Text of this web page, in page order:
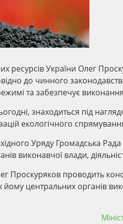
ресурсів України Олег
до чинного
та забезпечує виконання
знаходиться під
екологічного
Уряду Громадська Рада
виконавчої влади,
Проскуряков проводить
йому центральних органів